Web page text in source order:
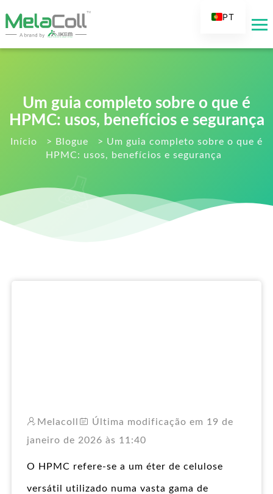
Um guia completo sobre o que é
HPMC: usos, benefícios e segurança
Início > Blogue > Um guia completo sobre o que é
HPMC: usos, benefícios e segurança
Melacoll
Última modificação em 19 de
janeiro de 2026 às 11:40
O HPMC refere-se a um éter de celulose
versátil utilizado numa vasta gama de
PT
ES
FR
RU
FI